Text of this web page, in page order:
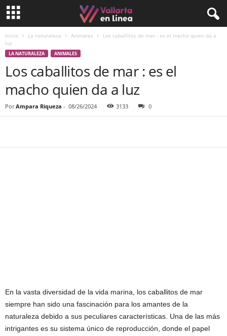
Inicio La naturaleza Animales
Los caballitos de mar : es el macho quien da a
luz
LA NATURALEZA ANIMALES
Los caballitos de mar : es el
macho quien da a luz
Por Ampara Riqueza - 08/26/2024 3133 0
En la vasta diversidad de la vida marina, los caballitos de mar
siempre han sido una fascinación para los amantes de la
naturaleza debido a sus peculiares características. Una de las más
intrigantes es su sistema único de reproducción, donde el papel